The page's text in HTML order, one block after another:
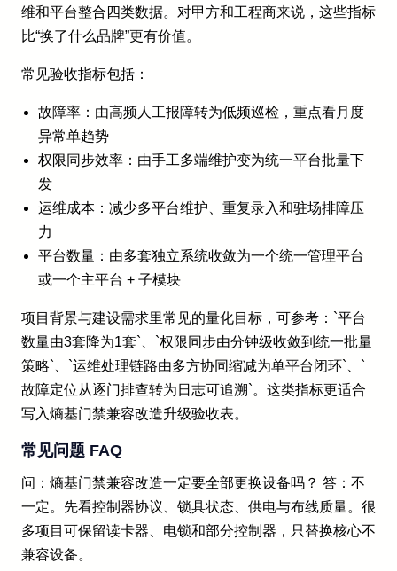
维和平台整合四类数据。对甲方和工程商来说，这些指标
比“换了什么品牌”更有价值。
常见验收指标包括：
故障率：由高频人工报障转为低频巡检，重点看月度
异常单趋势
权限同步效率：由手工多端维护变为统一平台批量下
发
运维成本：减少多平台维护、重复录入和驻场排障压
力
平台数量：由多套独立系统收敛为一个统一管理平台
或一个主平台 + 子模块
项目背景与建设需求里常见的量化目标，可参考：`平台
数量由3套降为1套`、`权限同步由分钟级收敛到统一批量
策略`、`运维处理链路由多方协同缩减为单平台闭环`、`
故障定位从逐门排查转为日志可追溯`。这类指标更适合
写入熵基门禁兼容改造升级验收表。
常见问题 FAQ
问：熵基门禁兼容改造一定要全部更换设备吗？ 答：不
一定。先看控制器协议、锁具状态、供电与布线质量。很
多项目可保留读卡器、电锁和部分控制器，只替换核心不
兼容设备。